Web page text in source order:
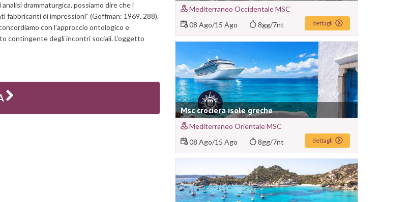
drammaturgica, possiamo dire che i
fabbricanti di impressioni” (Goffman: 1969, 288).
con l’approccio ontologico e
contingente degli incontri sociali. L’oggetto
Mediterraneo Occidentale MSC
08 Ago/15 Ago 8gg/7nt dettagli
Msc crociera isole greche
Mediterraneo Orientale MSC
08 Ago/15 Ago 8gg/7nt dettagli